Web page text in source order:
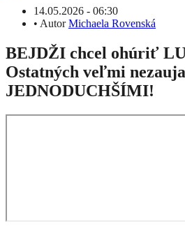
14.05.2026 - 06:30
• AutorMichaela Rovenská
BEJDŽI chcel ohúriť
Ostatných veľmi
JEDNODUCHŠÍMI!